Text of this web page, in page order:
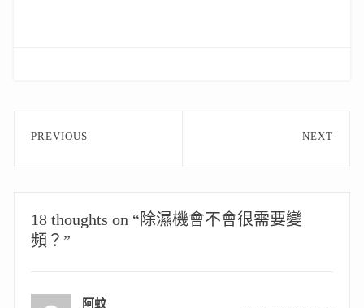
文
PREVIOUS NEXT
18 thoughts on “除濕機會不會很需要變
頻？”
阿蚊